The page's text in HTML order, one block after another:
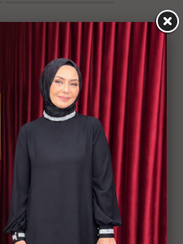
BEDENLER
kodu 3523
ister ferace
52/54/56 bedenler
düğmeli,
kot kumaş,